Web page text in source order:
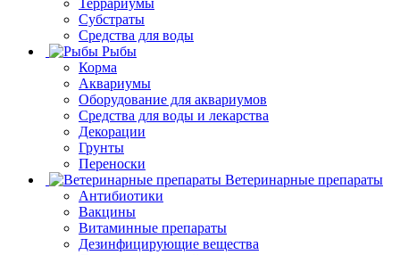
Субстраты
Средства для воды
Рыбы
Корма
Аквариумы
Оборудование для аквариумов
Средства для воды и лекарства
Декорации
Грунты
Переноски
Ветеринарные препараты
Антибиотики
Вакцины
Витаминные препараты
Дезинфицирующие вещества